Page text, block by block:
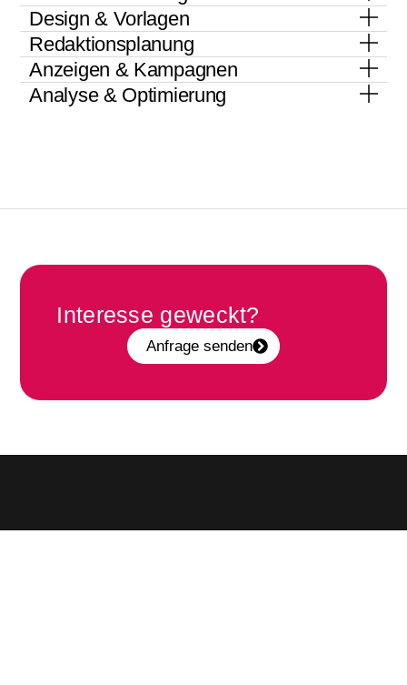
Design & Vorlagen
Redaktionsplanung
Anzeigen & Kampagnen
Analyse & Optimierung
Interesse geweckt?
Anfrage senden